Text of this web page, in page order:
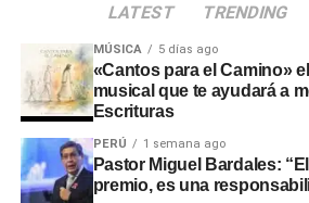
no aprobó el presupuesto
intervenciones en los sectores de
Rinconada, a pesar de disponer de
institucionales.
Adicionalmente, en el sector
laboró sin la autorización de la
del Agua. En Santo Domingo y El
LATEST TRENDING
MÚSICA 5 días ago
«Cantos para el Camino»
musical que te ayudará a
Escrituras
PERÚ 1 semana ago
Pastor Miguel Bardales:
premio, es una